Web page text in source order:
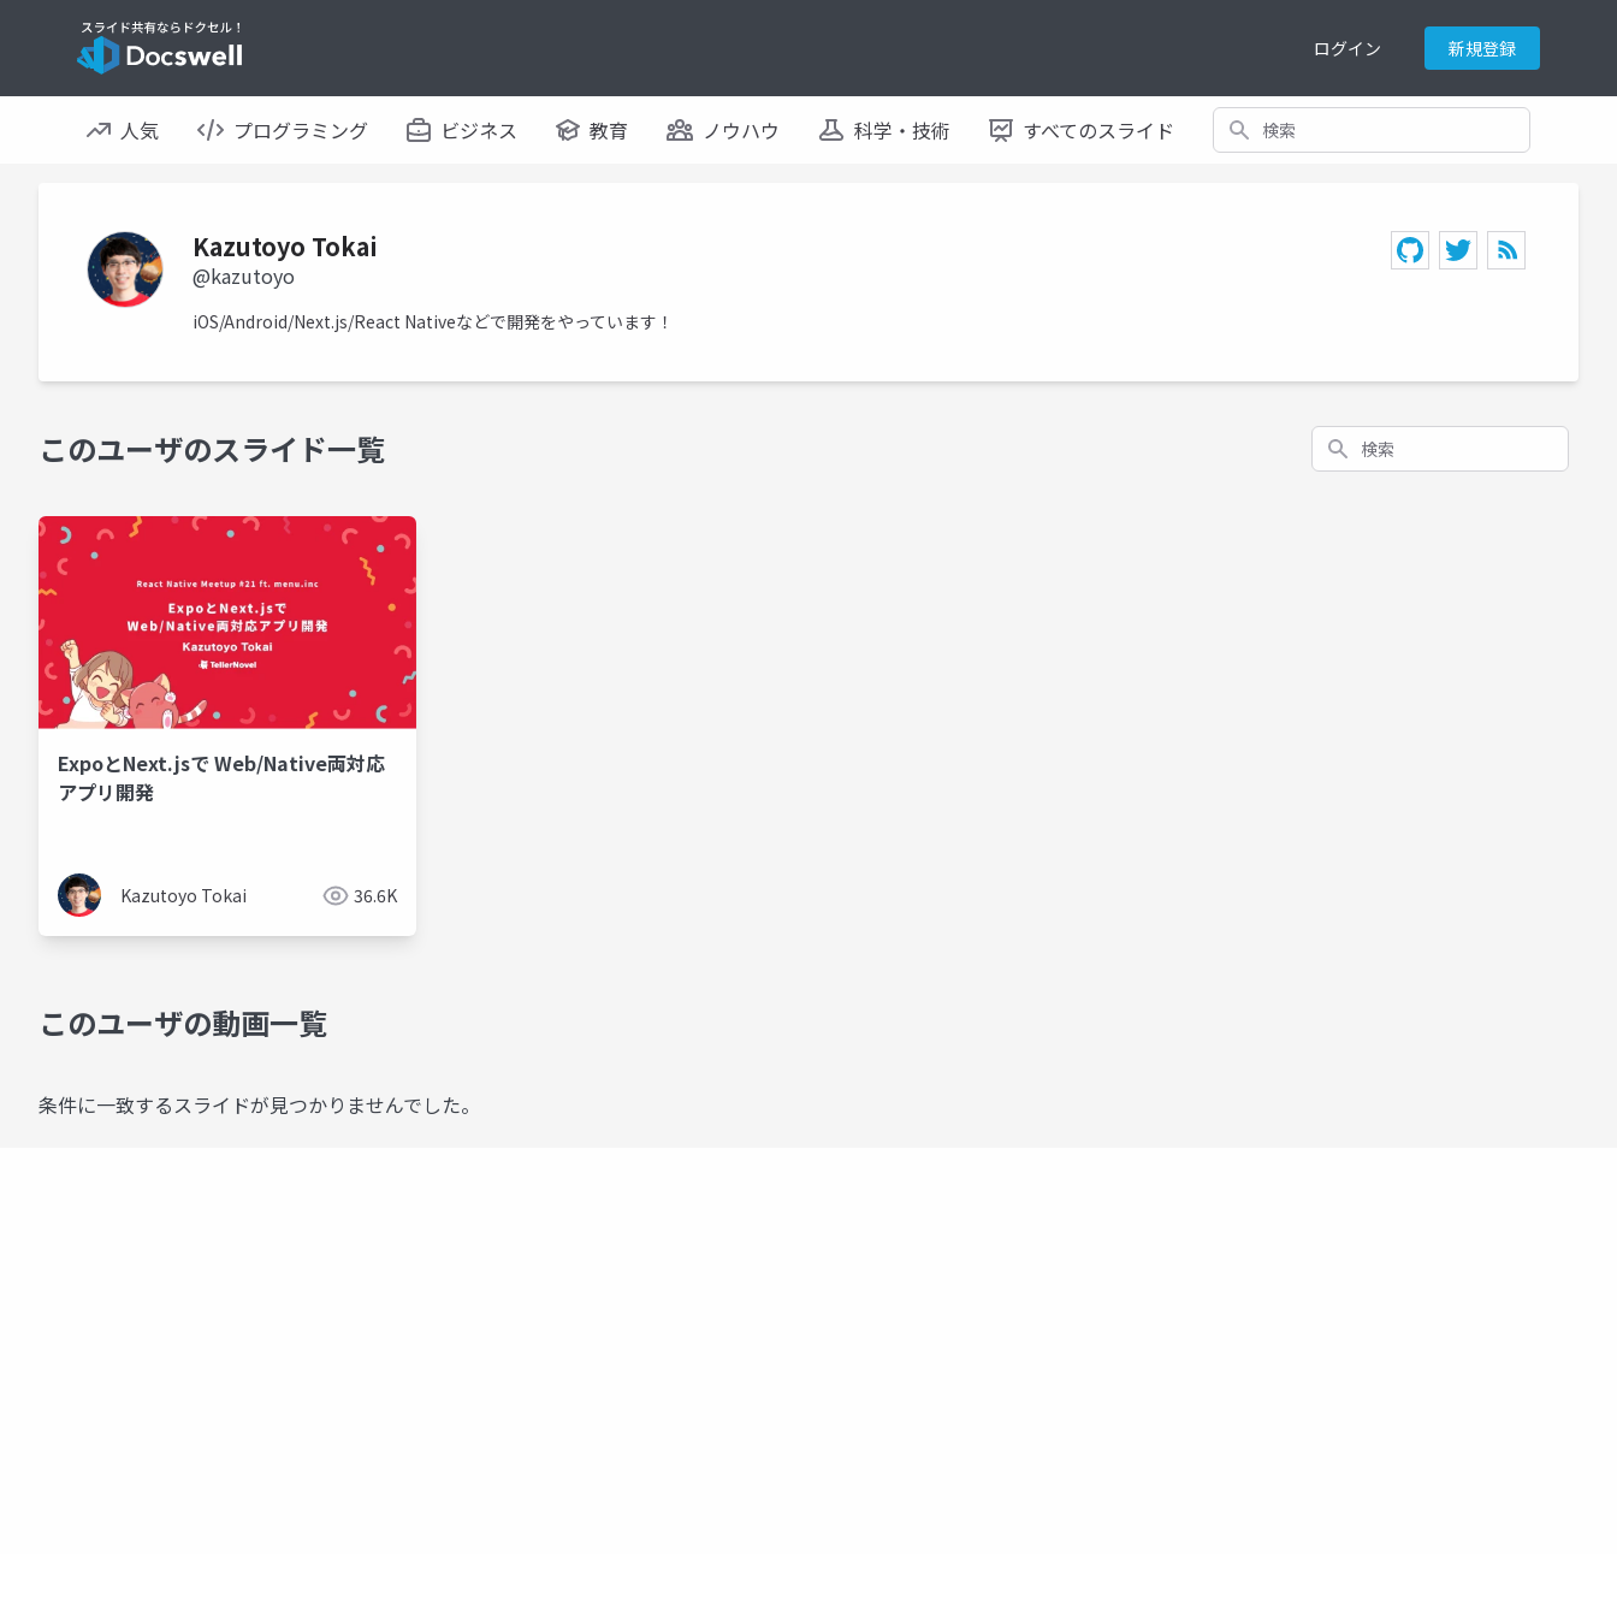
ログイン 新規登録
人気 プログラミング ビジネス 教育 ノウハウ 科学・技術 すべてのスライド 検索
Kazutoyo Tokai
@kazutoyo
iOS/Android/Next.js/React Nativeなどで開発をやっています！
このユーザのスライド一覧 検索
ExpoとNext.jsで Web/Native両対応
アプリ開発
Kazutoyo Tokai 36.6K
このユーザの動画一覧
条件に一致するスライドが見つかりませんでした。